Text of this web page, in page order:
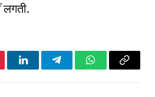
LinkedInTelegramWhatsApp
Copy